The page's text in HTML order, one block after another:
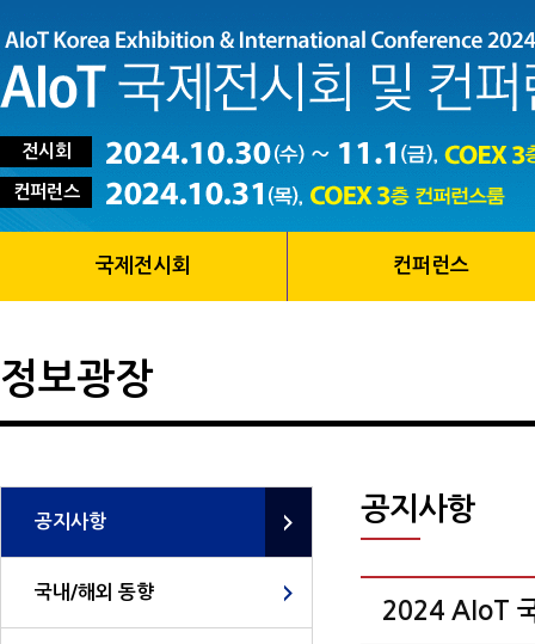
전시회
컨퍼런스
국제전시회 컨퍼런스
정보광장
공지사항
국내/해외 동향
공지사항
2024 AIoT